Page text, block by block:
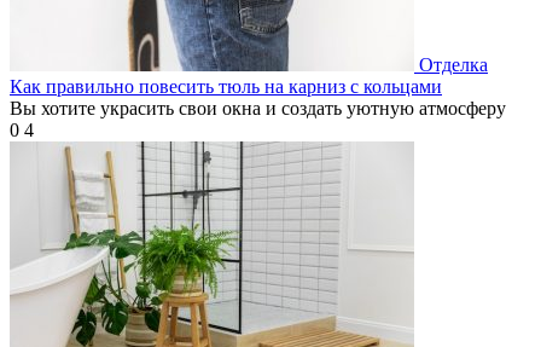
Отделка
Как правильно повесить тюль на карниз с кольцами
Вы хотите украсить свои окна и создать уютную атмосферу
0 4